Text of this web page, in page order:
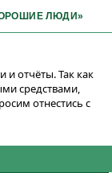
ЛЮДИ»
и отчёты. Так как
средствами,
отнестись с